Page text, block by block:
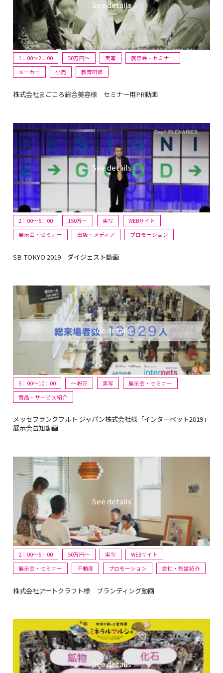
1：00～2：00 50万円〜 実写
展示会・セミナー
メーカー
小売 教育研修
株式会社まごころ総合美容様 セミナー用PR動画
2：00～5：00 150万〜 実写
WEBサイト
展示会・セミナー
出版・メディア プロモーション
SB TOKYO 2019 ダイジェスト動画
5：00～10：00 〜49万 実写
展示会・セミナー
商品・サービス紹介
メッセフランクフルト ジャパン株式会社様「インターペット2019」
展示会告知動画
2：00～5：00 50万円〜 実写
WEBサイト
展示会・セミナー
不動産 プロモーション 会社・施設紹介
株式会社アートクラフト様 ブランディング動画